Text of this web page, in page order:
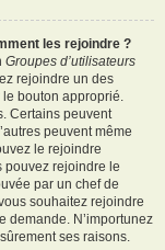
les rejoindre ?
Groupes d’utilisateurs
rejoindre un des
bouton approprié.
Certains peuvent
peuvent même
le rejoindre
pouvez rejoindre le
par un chef de
souhaitez rejoindre
demande. N’importunez
ses raisons.